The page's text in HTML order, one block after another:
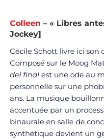
Colleen – « Libres
Jockey]
Cécile Schott livre ici
Composé sur le Moog
del final est une ode au
personnelle sur une
ans. La musique
accentuée par un
binaurale en salle de
synthétique devient un